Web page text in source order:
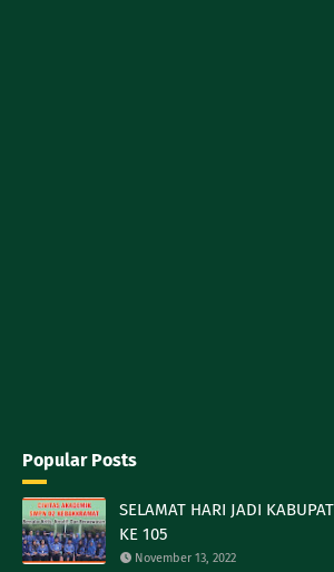
Popular Posts
SELAMAT HARI JADI
KE 105
November 13, 2022